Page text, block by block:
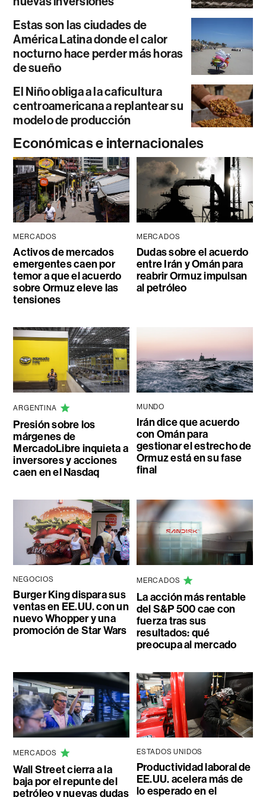
Estas son las ciudades de
América Latina donde el calor
nocturno hace perder más horas
de sueño
El Niño obliga a la caficultura
centroamericana a replantear su
modelo de producción
Económicas e internacionales
MERCADOS
Activos de mercados
emergentes caen por
temor a que el acuerdo
sobre Ormuz eleve las
tensiones
MERCADOS
Dudas sobre el acuerdo
entre Irán y Omán para
reabrir Ormuz impulsan
al petróleo
ARGENTINA
Presión sobre los
márgenes de
MercadoLibre inquieta a
inversores y acciones
caen en el Nasdaq
MUNDO
Irán dice que acuerdo
con Omán para
gestionar el estrecho de
Ormuz está en su fase
final
NEGOCIOS
Burger King dispara sus
ventas en EE.UU. con un
nuevo Whopper y una
promoción de Star Wars
MERCADOS
La acción más rentable
del S&P 500 cae con
fuerza tras sus
resultados: qué
preocupa al mercado
MERCADOS
Wall Street cierra a la
baja por el repunte del
petróleo y nuevas dudas
ESTADOS UNIDOS
Productividad laboral de
EE.UU. acelera más de
lo esperado en el